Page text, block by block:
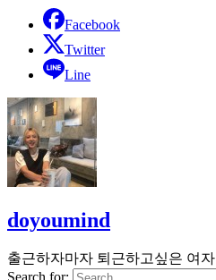
Facebook
Twitter
Line
doyoumind
출근하자마자 퇴근하고싶은 여자